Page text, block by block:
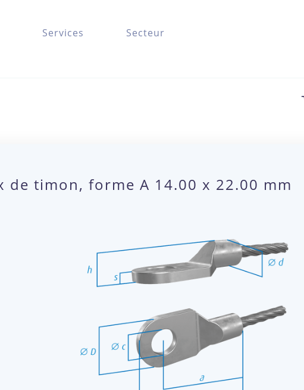
Services Secteur
de timon, forme A 14.00 x 22.00 mm